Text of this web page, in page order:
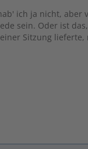
ich ja nicht, aber
sein. Oder ist
Sitzung lieferte,